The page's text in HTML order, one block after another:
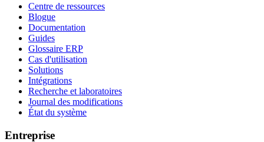
Centre de ressources
Blogue
Documentation
Guides
Glossaire ERP
Cas d'utilisation
Solutions
Intégrations
Recherche et laboratoires
Journal des modifications
État du système
Entreprise